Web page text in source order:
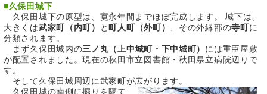
■久保田城下
久保田城下の原型は、寛永年間までほぼ完成します。 城下は、
大きくは武家町（内町） と町人町（外町） 、その外縁部の寺町に
分類されます。
まず久保田城内の三ノ丸（上中城町・下中城町） には重臣屋敷
が配置されました。現在の秋田市立図書館・秋田県立病院辺りで
す。
そして久保田城周辺に武家町が広がります。
久保田城の南側に掘りを隔て